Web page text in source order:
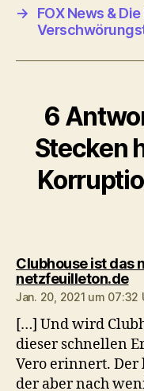
→
FOX News &
6
Stecken
Clubhouse ist das
netzfeuilleton.de
Jan. 20, 2021 um 07:32
[…] Und wird
dieser schnellen
Vero erinnert. Der
der aber nach